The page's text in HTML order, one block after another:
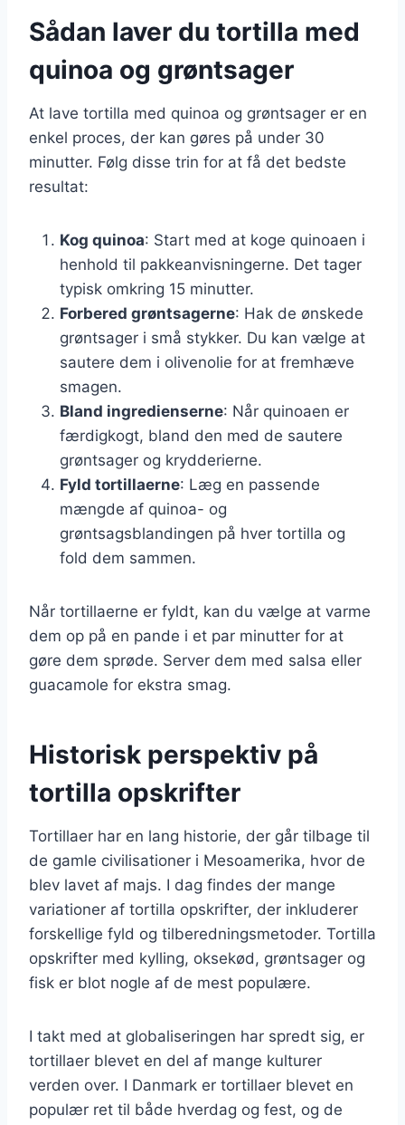
Sådan laver du tortilla med
quinoa og grøntsager
At lave tortilla med quinoa og grøntsager er en
enkel proces, der kan gøres på under 30
minutter. Følg disse trin for at få det bedste
resultat:
Kog quinoa: Start med at koge quinoaen i
henhold til pakkeanvisningerne. Det tager
typisk omkring 15 minutter.
Forbered grøntsagerne: Hak de ønskede
grøntsager i små stykker. Du kan vælge at
sautere dem i olivenolie for at fremhæve
smagen.
Bland ingredienserne: Når quinoaen er
færdigkogt, bland den med de sautere
grøntsager og krydderierne.
Fyld tortillaerne: Læg en passende
mængde af quinoa- og
grøntsagsblandingen på hver tortilla og
fold dem sammen.
Når tortillaerne er fyldt, kan du vælge at varme
dem op på en pande i et par minutter for at
gøre dem sprøde. Server dem med salsa eller
guacamole for ekstra smag.
Historisk perspektiv på
tortilla opskrifter
Tortillaer har en lang historie, der går tilbage til
de gamle civilisationer i Mesoamerika, hvor de
blev lavet af majs. I dag findes der mange
variationer af tortilla opskrifter, der inkluderer
forskellige fyld og tilberedningsmetoder. Tortilla
opskrifter med kylling, oksekød, grøntsager og
fisk er blot nogle af de mest populære.
I takt med at globaliseringen har spredt sig, er
tortillaer blevet en del af mange kulturer
verden over. I Danmark er tortillaer blevet en
populær ret til både hverdag og fest, og de